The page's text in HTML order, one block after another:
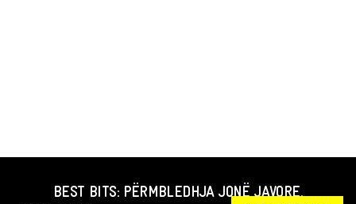
BEST BITS: PËRMBLEDHJA JONË JAVORE.